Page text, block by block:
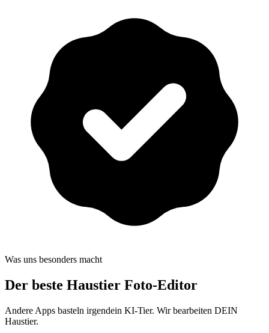
Was uns besonders macht
Der beste Haustier Foto-Editor
Andere Apps basteln irgendein KI-Tier. Wir bearbeiten DEIN
Haustier.